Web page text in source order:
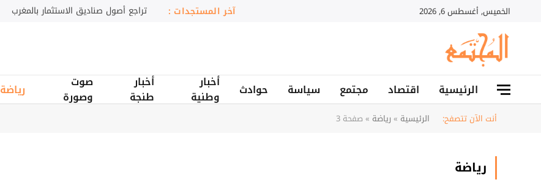
الخميس, أغسطس 6, 2026 آخر المستجدات : انطلاق مهرجان السعيدية للموسيقى
الرئيسية اقتصاد مجتمع سياسة حوادث
أخبار
وطنية
أخبار
طنجة
صوت
وصورة
رياضة
أنت الآن تتصفح: الرئيسية » رياضة » صفحة 3
رياضة